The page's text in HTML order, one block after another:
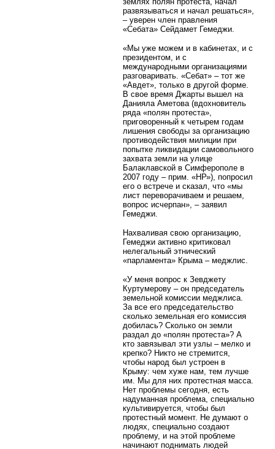
развязываться и начал решаться»,
– уверен член правления
«Себата» Сейдамет Гемеджи.
«Мы уже можем и в кабинетах, и с
президентом, и с
международными организациями
разговаривать. «Себат» – тот же
«Авдет», только в другой форме.
В свое время Джарты вышел на
Данияла Аметова (вдохновитель
ряда «полян протеста»,
приговоренный к четырем годам
лишения свободы за организацию
противодействия милиции при
попытке ликвидации самовольного
захвата земли на улице
Балаклавской в Симферополе в
2007 году – прим. «НР»), попросил
его о встрече и сказал, что «мы
лист переворачиваем и решаем,
вопрос исчерпан», – заявил
Гемеджи.
Нахваливая свою организацию,
Гемеджи активно критиковал
нелегальный этнический
«парламента» Крыма – меджлис.
«У меня вопрос к Зевджету
Куртумерову – он председатель
земельной комиссии меджлиса.
За все его председательство
сколько земельная его комиссия
добилась? Сколько он земли
раздал до «полян протеста»? А
кто завязывал эти узлы – мелко и
крепко? Никто не стремится,
чтобы народ был устроен в
Крыму: чем хуже нам, тем лучше
им. Мы для них протестная масса.
Нет проблемы сегодня, есть
надуманная проблема, специально
культивируется, чтобы был
протестный момент. Не думают о
людях, специально создают
проблему, и на этой проблеме
начинают поднимать людей